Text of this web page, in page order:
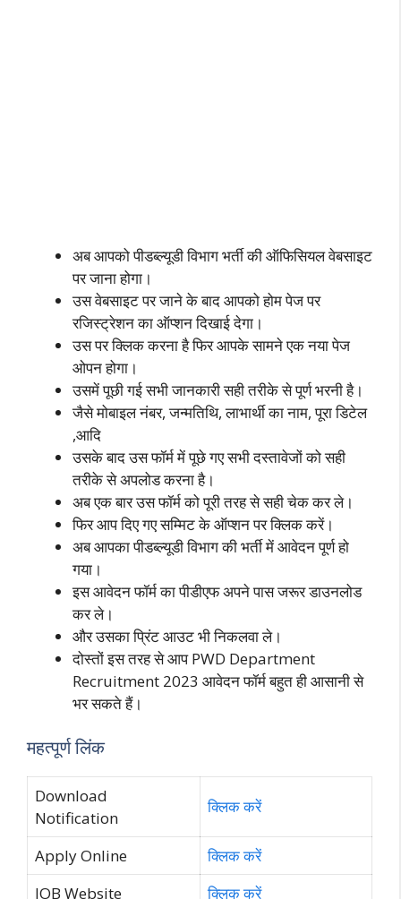
अब आपको पीडब्ल्यूडी विभाग भर्ती की ऑफिसियल वेबसाइट
पर जाना होगा।
उस वेबसाइट पर जाने के बाद आपको होम पेज पर
रजिस्ट्रेशन का ऑप्शन दिखाई देगा।
उस पर क्लिक करना है फिर आपके सामने एक नया पेज
ओपन होगा।
उसमें पूछी गई सभी जानकारी सही तरीके से पूर्ण भरनी है।
जैसे मोबाइल नंबर, जन्मतिथि, लाभार्थी का नाम, पूरा डिटेल
,आदि
उसके बाद उस फॉर्म में पूछे गए सभी दस्तावेजों को सही
तरीके से अपलोड करना है।
अब एक बार उस फॉर्म को पूरी तरह से सही चेक कर ले।
फिर आप दिए गए सम्मिट के ऑप्शन पर क्लिक करें।
अब आपका पीडब्ल्यूडी विभाग की भर्ती में आवेदन पूर्ण हो
गया।
इस आवेदन फॉर्म का पीडीएफ अपने पास जरूर डाउनलोड
कर ले।
और उसका प्रिंट आउट भी निकलवा ले।
दोस्तों इस तरह से आप PWD Department
Recruitment 2023 आवेदन फॉर्म बहुत ही आसानी से
भर सकते हैं।
महत्पूर्ण लिंक
Download
Notification
क्लिक करें
Apply Online
क्लिक करें
JOB Website
क्लिक करें